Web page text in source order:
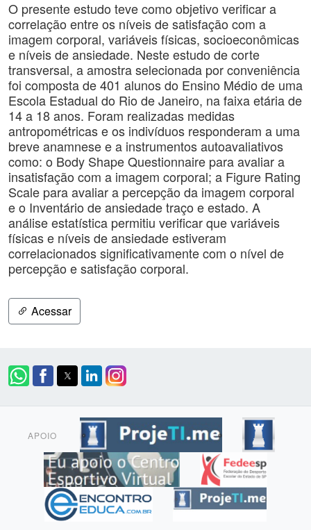
O presente estudo teve como objetivo verificar a
correlação entre os níveis de satisfação com a
imagem corporal, variáveis físicas, socioeconômicas
e níveis de ansiedade. Neste estudo de corte
transversal, a amostra selecionada por conveniência
foi composta de 401 alunos do Ensino Médio de uma
Escola Estadual do Rio de Janeiro, na faixa etária de
14 a 18 anos. Foram realizadas medidas
antropométricas e os indivíduos responderam a uma
breve anamnese e a instrumentos autoavaliativos
como: o Body Shape Questionnaire para avaliar a
insatisfação com a imagem corporal; a Figure Rating
Scale para avaliar a percepção da imagem corporal
e o Inventário de ansiedade traço e estado. A
análise estatística permitiu verificar que variáveis
físicas e níveis de ansiedade estiveram
correlacionados significativamente com o nível de
percepção e satisfação corporal.
Acessar
APOIO